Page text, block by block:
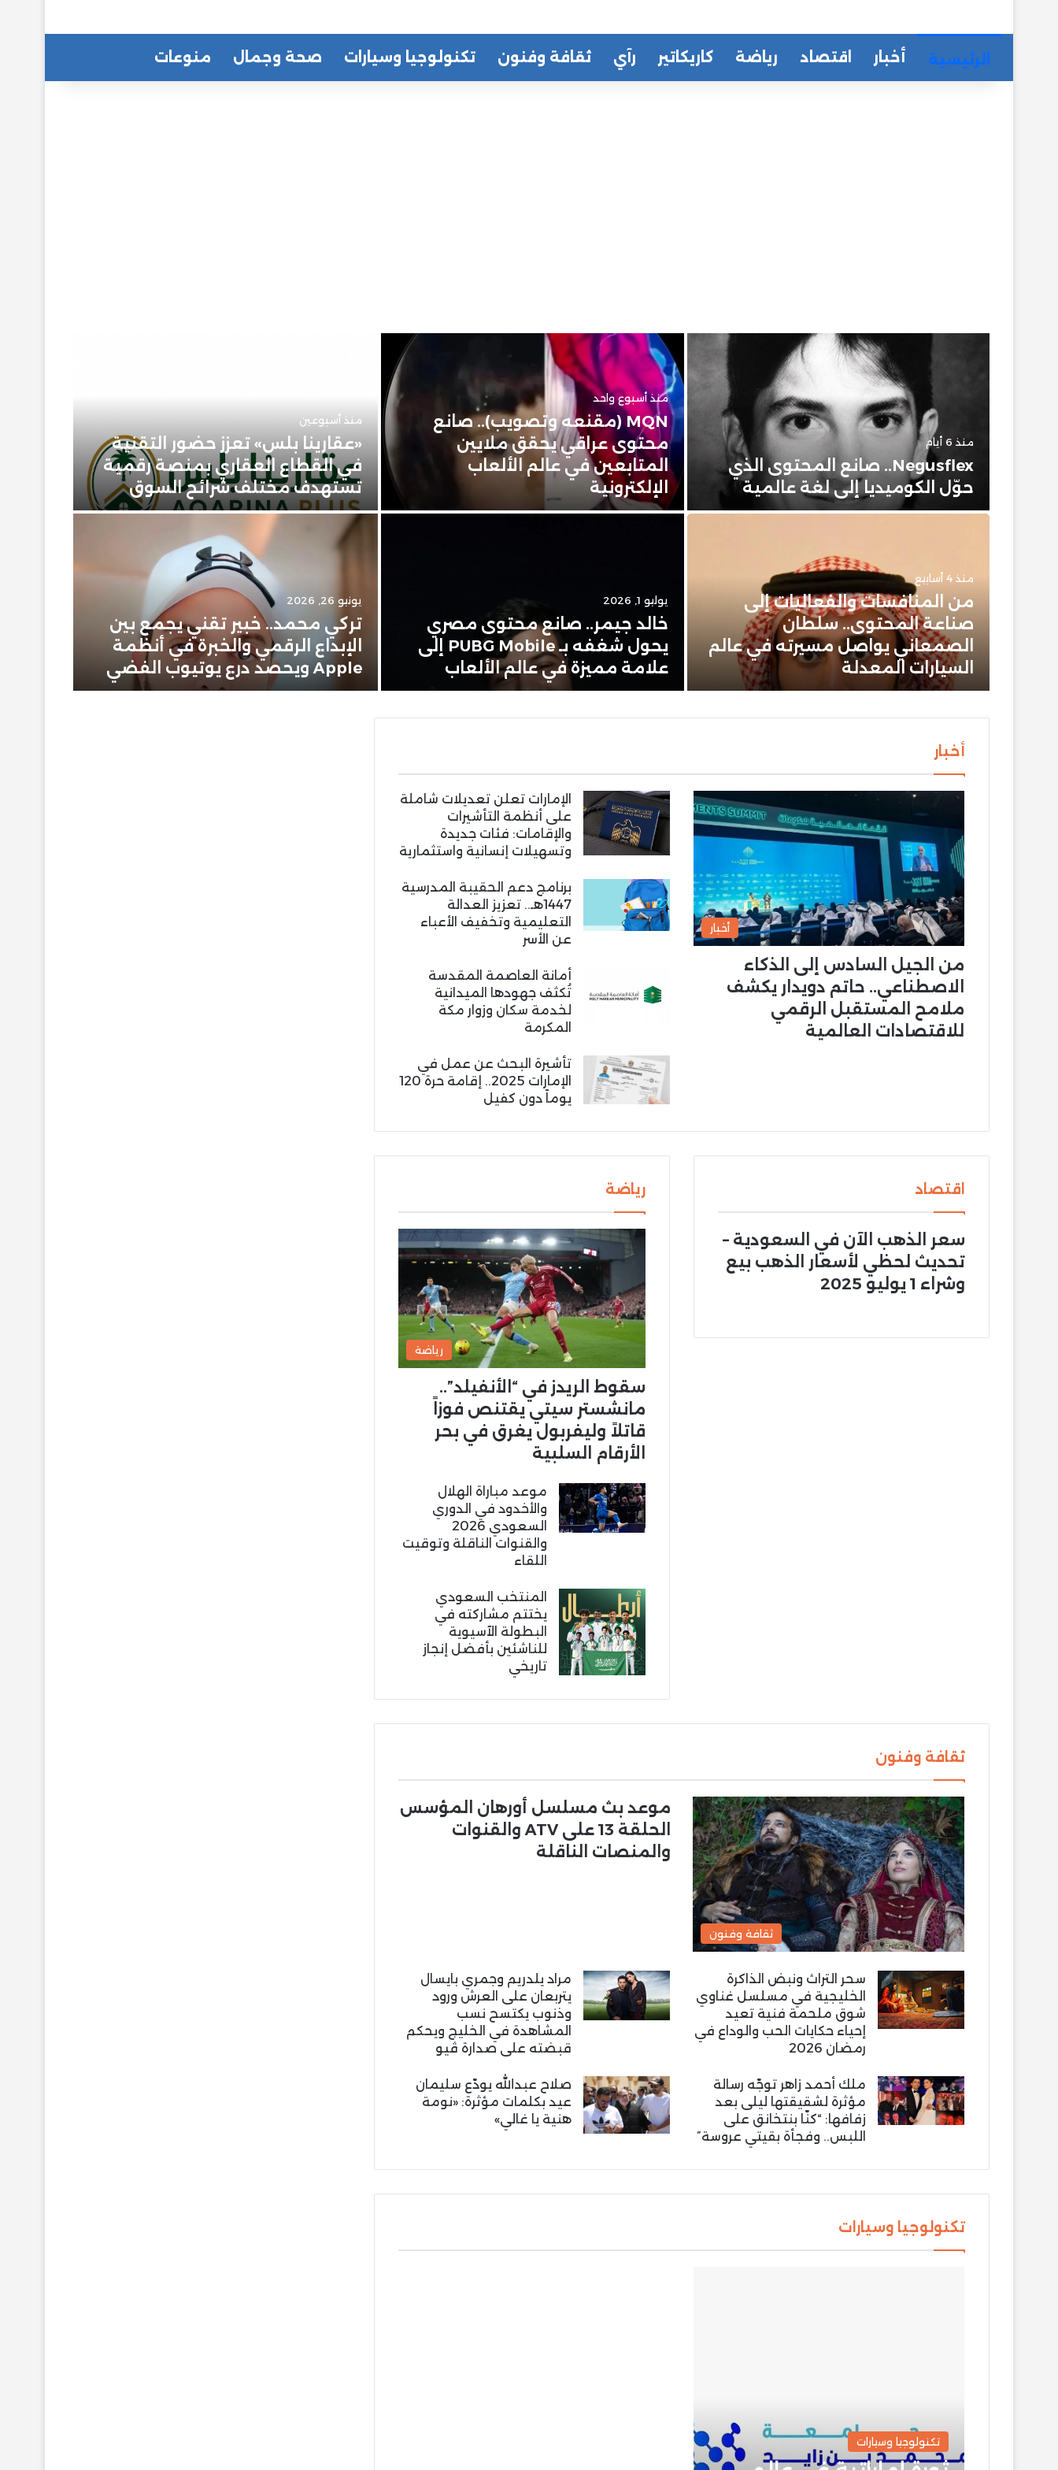
الرئيسية أخبار اقتصاد رياضة كاريكاتير رآي ثقافة وفنون تكنولوجيا وسيارات صحة وجمال منوعات
منذ 6 أيام
Negusflex.. صانع المحتوى الذي
حوّل الكوميديا إلى لغة عالمية
منذ أسبوع واحد
MQN (مقنعه وتصويب).. صانع
محتوى عراقي يحقق ملايين
المتابعين في عالم الألعاب
الإلكترونية
منذ أسبوعين
«عقارينا بلس» تعزز حضور التقنية
في القطاع العقاري بمنصة رقمية
تستهدف مختلف شرائح السوق
منذ 4 أسابيع
من المنافسات والفعاليات إلى
صناعة المحتوى.. سلطان
الصمعاني يواصل مسيرته في عالم
السيارات المعدلة
يوليو 1, 2026
خالد جيمر.. صانع محتوى مصري
يحول شغفه بـ PUBG Mobile إلى
علامة مميزة في عالم الألعاب
يونيو 26, 2026
تركي محمد.. خبير تقني يجمع بين
الإبداع الرقمي والخبرة في أنظمة
Apple ويحصد درع يوتيوب الفضي
أخبار
أخبار
من الجيل السادس إلى الذكاء
الاصطناعي.. حاتم دويدار يكشف
ملامح المستقبل الرقمي
للاقتصادات العالمية
الإمارات تعلن تعديلات شاملة
على أنظمة التأشيرات
والإقامات: فئات جديدة
وتسهيلات إنسانية واستثمارية
برنامج دعم الحقيبة المدرسية
1447هـ.. تعزيز العدالة
التعليمية وتخفيف الأعباء
عن الأسر
أمانة العاصمة المقدسة
تُكثف جهودها الميدانية
لخدمة سكان وزوار مكة
المكرمة
تأشيرة البحث عن عمل في
الإمارات 2025.. إقامة حرة 120
يوماً دون كفيل
اقتصاد
سعر الذهب الآن في السعودية –
تحديث لحظي لأسعار الذهب بيع
وشراء 1 يوليو 2025
رياضة
رياضة
سقوط الريدز في “الأنفيلد”..
مانشستر سيتي يقتنص فوزاً
قاتلاً وليفربول يغرق في بحر
الأرقام السلبية
موعد مباراة الهلال
والأخدود في الدوري
السعودي 2026
والقنوات الناقلة وتوقيت
اللقاء
المنتخب السعودي
يختتم مشاركته في
البطولة الآسيوية
للناشئين بأفضل إنجاز
تاريخي
ثقافة وفنون
ثقافة وفنون
موعد بث مسلسل أورهان المؤسس
الحلقة 13 على ATV والقنوات
والمنصات الناقلة
سحر التراث ونبض الذاكرة
الخليجية في مسلسل غناوي
شوق ملحمة فنية تعيد
إحياء حكايات الحب والوداع في
رمضان 2026
مراد يلدريم وجمري بايسال
يتربعان على العرش ورود
وذنوب يكتسح نسب
المشاهدة في الخليج ويحكم
قبضته على صدارة ڤيو
ملك أحمد زاهر توجّه رسالة
مؤثرة لشقيقتها ليلى بعد
زفافها: “كنّا بنتخانق على
اللبس.. وفجأة بقيتي عروسة”
صلاح عبدالله يودّع سليمان
عيد بكلمات مؤثرة: «نومة
هنية يا غالي»
تكنولوجيا وسيارات
تكنولوجيا وسيارات